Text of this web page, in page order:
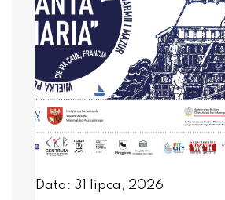
Data: 31 lipca, 2026